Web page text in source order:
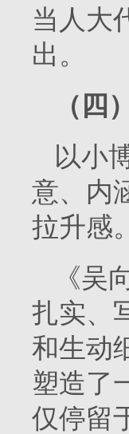
当人大
出。
（
以小
意、内
拉升感
《吴
扎实、
和生动
塑造了
仅停留